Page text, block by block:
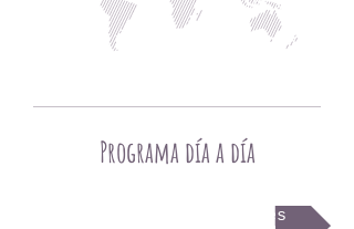
Programa día a día
Términos y condiciones